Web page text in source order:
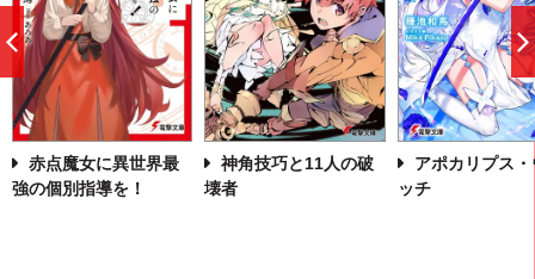
赤点魔女に異世界最
強の個別指導を！
神角技巧と11人の破
壊者
アポカリプス・
ッチ
前
へ